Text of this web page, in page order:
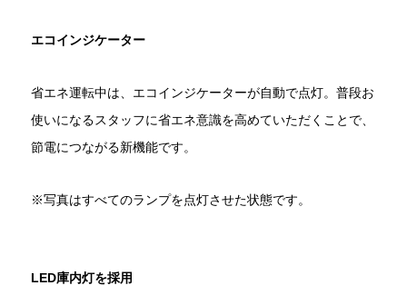
エコインジケーター
省エネ運転中は、エコインジケーターが自動で点灯。普段お
使いになるスタッフに省エネ意識を高めていただくことで、
節電につながる新機能です。
※写真はすべてのランプを点灯させた状態です。
LED庫内灯を採用